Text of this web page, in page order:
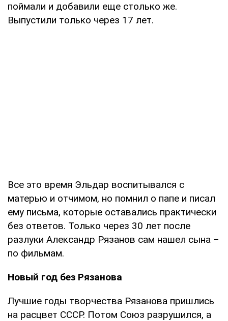
поймали и добавили еще столько же.
Выпустили только через 17 лет.
Все это время Эльдар воспитывался с
матерью и отчимом, но помнил о папе и писал
ему письма, которые оставались практически
без ответов. Только через 30 лет после
разлуки Александр Рязанов сам нашел сына –
по фильмам.
Новый год без Рязанова
Лучшие годы творчества Рязанова пришлись
на расцвет СССР. Потом Союз разрушился, а